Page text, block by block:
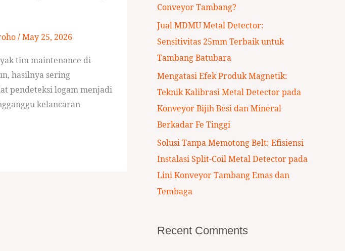
/May 25, 2026
tim maintenance di
hasilnya sering
pendeteksi logam menjadi
kelancaran
Conveyor Tambang?
Jual MDMU Metal Detector:
Sensitivitas 25mm Terbaik untuk
Tambang Batubara
Mengatasi Efek Produk Magnetik:
Teknik Kalibrasi Metal Detector pada
Konveyor Bijih Besi dan Mineral
Berkadar Fe Tinggi
Solusi Tanpa Memotong Belt: Efisiensi
Instalasi Split-Coil Metal Detector pada
Lini Konveyor Tambang Emas dan
Tembaga
Recent Comments